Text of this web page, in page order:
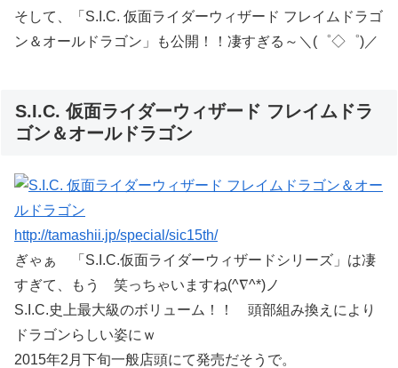
そして、「S.I.C. 仮面ライダーウィザード フレイムドラゴ
ン＆オールドラゴン」も公開！！凄すぎる～＼(゜◇゜)／
S.I.C. 仮面ライダーウィザード フレイムドラ
ゴン＆オールドラゴン
http://tamashii.jp/special/sic15th/
ぎゃぁ 「S.I.C.仮面ライダーウィザードシリーズ」は凄
すぎて、もう 笑っちゃいますね(^∇^*)ノ
S.I.C.史上最大級のボリューム！！ 頭部組み換えにより
ドラゴンらしい姿にｗ
2015年2月下旬一般店頭にて発売だそうで。